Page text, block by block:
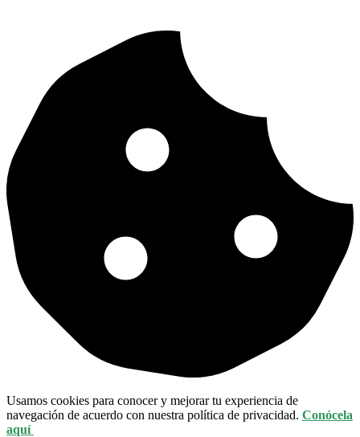
Usamos cookies para conocer y mejorar tu experiencia de
navegación de acuerdo con nuestra política de privacidad. Conócela
aquí